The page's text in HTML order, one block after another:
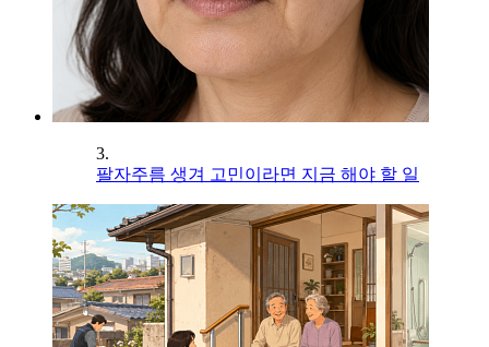
3.
팔자주름 생겨 고민이라면 지금 해야 할 일